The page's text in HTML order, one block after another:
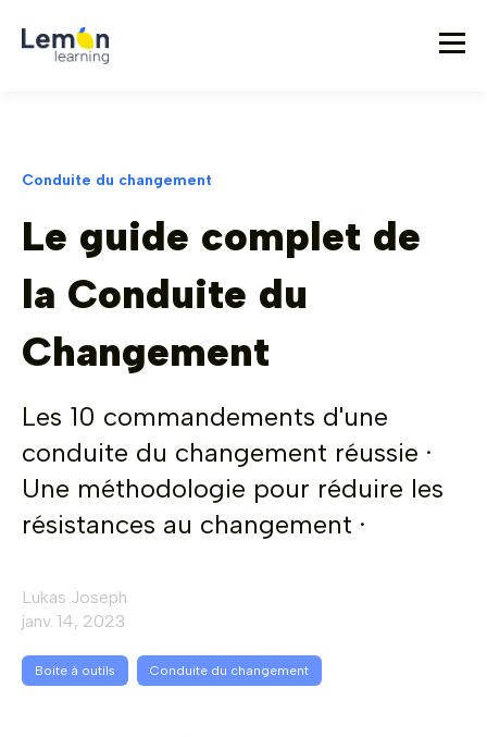
Conduite du changement
Le guide complet de
la Conduite du
Changement
Les 10 commandements d'une
conduite du changement réussie ·
Une méthodologie pour réduire les
résistances au changement ·
Lukas Joseph
janv. 14, 2023
Boite à outils Conduite du changement